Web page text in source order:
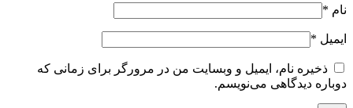
نام *
ایمیل *
ذخیره نام، ایمیل و وبسایت من در مرورگر برای زمانی که
دوباره دیدگاهی می‌نویسم.